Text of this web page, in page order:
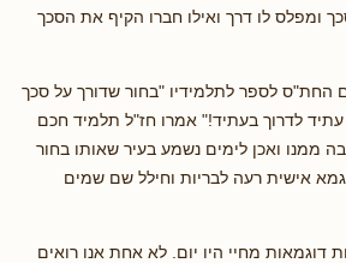
ומפלס לו דרך ואילו חברו הקיף את הסכך
החת"ס לספר לתלמידיו "בחור שדורך על סכך
לדרוך בעתיד!" אמרו חז"ל תלמיד חכם
ממנו ואכן לימים נשמע בעיר שאותו בחור
אישית רעה לבריות וחילל שם שמים
דוגמאות מחיי היו יום. לא אחת אנו רואים